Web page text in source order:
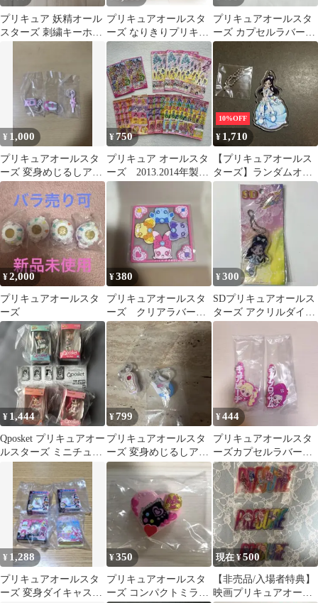
プリキュア 妖精オール
スターズ 刺繍キーホル
プリキュアオールスタ
ーズ なりきりプリキュ
アDX、なりきりプリキ
ュアなど
プリキュアオールスタ
ーズ カプセルラバーマ
スコット キュアレモネ
¥ 1,000
プリキュアオールスタ
ーズ 変身めじるしアク
セサリー 3種セット
¥750
プリキュア オールスタ
ーズ 2013.2014年製
シール おまとめ 平
10%OFF
¥ 1,710
【プリキュアオールス
ターズ】ランダムオー
ナメントキーホルダー
キュアホワイト
¥2,000
プリキュアオールスタ
ーズ
¥380
プリキュアオールスタ
ーズ クリアラバーコ
ースター ドキドキ！
プリキュア
¥300
SDプリキュアオールス
ターズ アクリルダイカ
ットボールチェーン キ
ュアホワイト
¥ 1,444
Qposket プリキュアオー
ルスターズ ミニチュア
ット
¥799
プリキュアオールスタ
ーズ 変身めじるしアク
セサリー 2個まとめて
¥444
プリキュアオールスタ
ーズカプセルラバーマ
スコット 2種セット
¥ 1,288
プリキュアオールスタ
ーズ 変身ダイキャスト
¥350
プリキュアオールスタ
ーズ コンパクトミラー
現在 ¥500
【非売品/入場者特典】
映画プリキュアオール